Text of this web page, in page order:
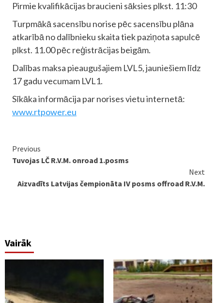
Pirmie kvalifikācijas braucieni sāksies plkst. 11:30
Turpmākā sacensību norise pēc sacensību plāna
atkarībā no dalībnieku skaita tiek paziņota sapulcē
plkst. 11.00 pēc reģistrācijas beigām.
Dalības maksa pieaugušajiem LVL5, jauniešiem līdz
17 gadu vecumam LVL1.
Sīkāka informācija par norises vietu internetā:
www.rtpower.eu
Continue
Reading
Previous
Tuvojas LČ R.V.M. onroad 1.posms
Next
Aizvadīts Latvijas čempionāta IV posms offroad R.V.M.
Vairāk